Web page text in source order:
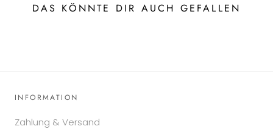
DAS KÖNNTE DIR AUCH GEFALLEN
INFORMATION
Zahlung & Versand